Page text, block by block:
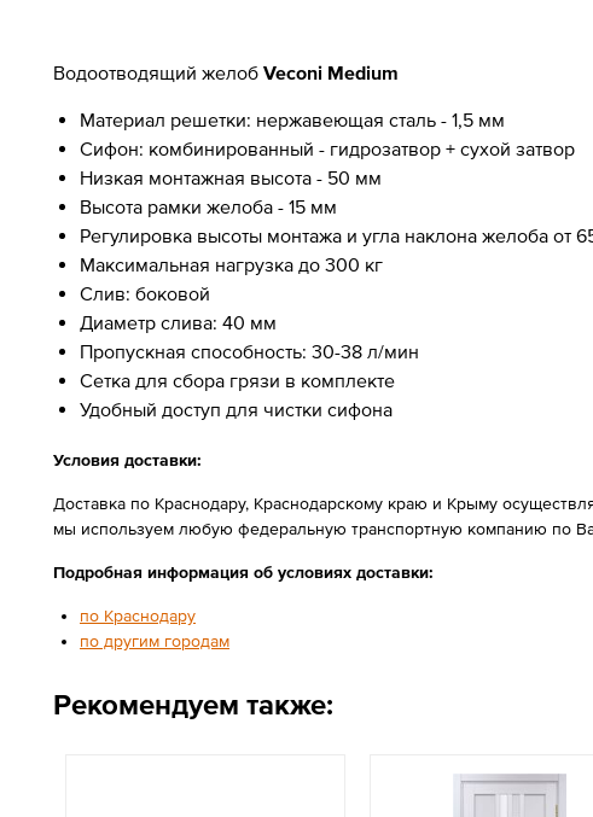
Водоотводящий желоб Veconi Medium
Материал решетки: нержавеющая сталь - 1,5 мм
Сифон: комбинированный - гидрозатвор + сухой затвор
Низкая монтажная высота - 50 мм
Высота рамки желоба - 15 мм
Регулировка высоты монтажа и угла наклона желоба от
Максимальная нагрузка до 300 кг
Слив: боковой
Диаметр слива: 40 мм
Пропускная способность: 30-38 л/мин
Сетка для сбора грязи в комплекте
Удобный доступ для чистки сифона
Условия доставки:
Доставка по Краснодару, Краснодарскому краю и Крыму
мы используем любую федеральную транспортную компанию по
Подробная информация об условиях доставки:
по Краснодару
по другим городам
Рекомендуем также: